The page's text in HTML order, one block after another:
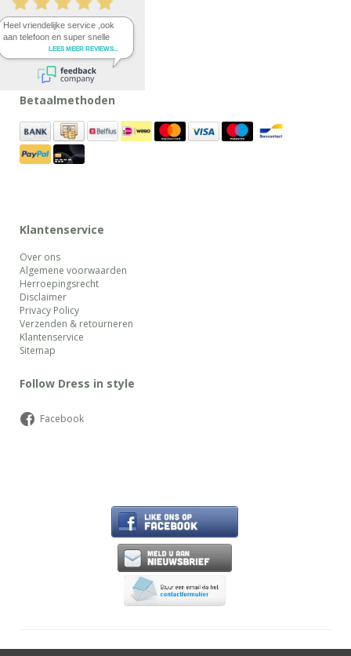
Betaalmethoden
Klantenservice
Over ons
Algemene voorwaarden
Herroepingsrecht
Disclaimer
Privacy Policy
Verzenden & retourneren
Klantenservice
Sitemap
Follow Dress in style
Facebook